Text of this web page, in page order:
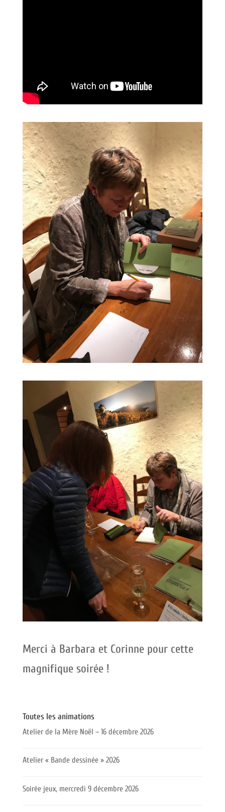
Merci à Barbara et Corinne pour cette
magnifique soirée !
Toutes les animations
Atelier de la Mère Noël – 16 décembre 2026
Atelier « Bande dessinée » 2026
Soirée jeux, mercredi 9 décembre 2026